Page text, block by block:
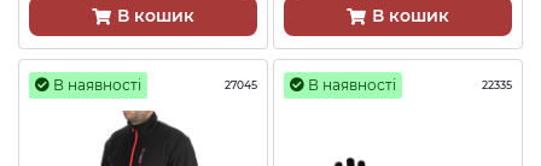
В кошик В кошик
В наявності 27045 В наявності 22335